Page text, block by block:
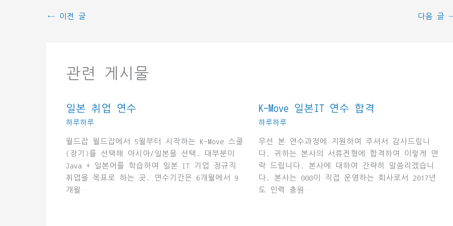
← 이전 글 다음 글
관련 게시물
일본 취업 연수
하루하루
월드잡 월드잡에서 5월부터 시작하는 K-Move 스쿨
(장기)를 선택해 아시아/일본을 선택. 대부분이
Java + 일본어를 학습하여 일본 IT 기업 정규직
취업을 목표로 하는 곳. 연수기간은 6개월에서 9
개월…
K-Move 일본IT 연수 합격
하루하루
우선 본 연수과정에 지원하여 주셔서 감사드립니
다. 귀하는 본사의 서류전형에 합격하여 이렇게 연
락 드립니다. 본사에 대하여 간략히 말씀리겠습니
다. 본사는 000이 직접 운영하는 회사로서 2017년
도 인력 충원…